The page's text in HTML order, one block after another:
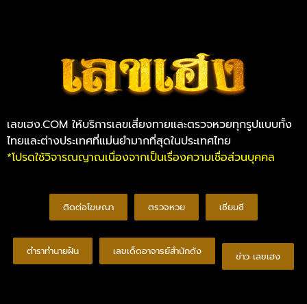
เลขเฮง.COM ให้บริการเลขเสี่ยงทายและตรวจหวยทุกรูปแบบทั้ง
ไทยและต่างประเทศที่แม่นยำมากที่สุดในประเทศไทย
*โปรดใช้วิจารณญาณเนื่องจากเป็นเรื่องความเชื่อส่วนบุคคล
ติดต่อโฆษณา ตรวจหวย เซียมซี
ตำราทำนายฝัน เลขเด็ดอาจารย์สำนักดัง ข่าว เลขเฮง